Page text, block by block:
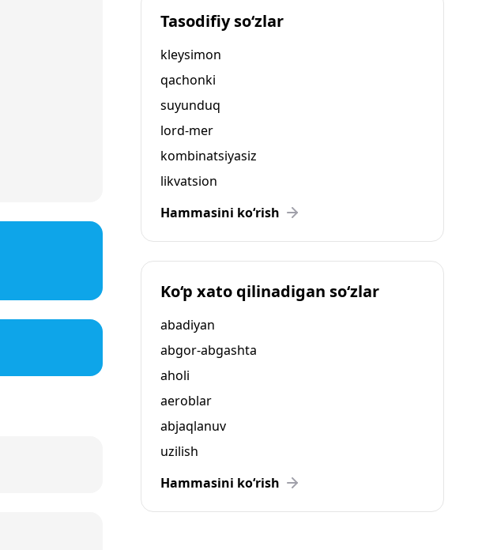
Tasodifiy so‘zlar
kleysimon
qachonki
suyunduq
lord-mer
kombinatsiyasiz
likvatsion
Hammasini ko‘rish
Ko‘p xato qilinadigan so‘zlar
abadiyan
abgor-abgashta
aholi
aeroblar
abjaqlanuv
uzilish
Hammasini ko‘rish